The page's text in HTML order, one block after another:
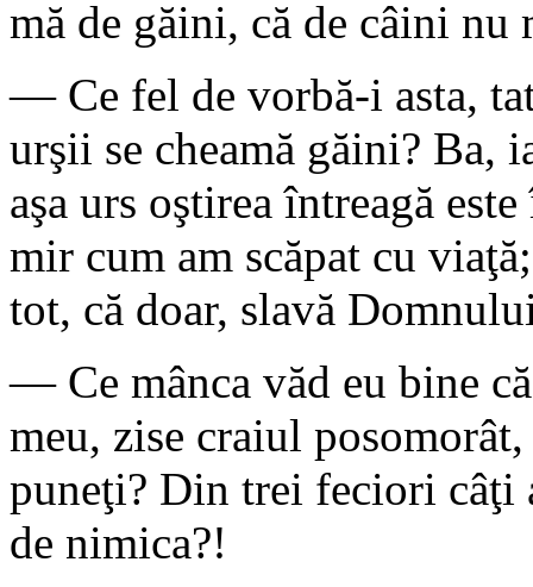
mă de găini, că de câini nu
— Ce fel de vorbă-i asta,
urşii se cheamă găini? Ba,
aşa urs oştirea întreagă
mir cum am scăpat cu
tot, că doar, slavă
— Ce mânca văd eu bine
meu, zise craiul
puneţi? Din trei feciori câţi
de nimica?!